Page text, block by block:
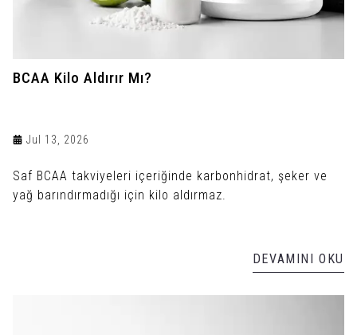
BCAA Kilo Aldırır Mı?
Jul 13, 2026
Saf BCAA takviyeleri içeriğinde karbonhidrat, şeker ve
yağ barındırmadığı için kilo aldırmaz.
DEVAMINI OKU